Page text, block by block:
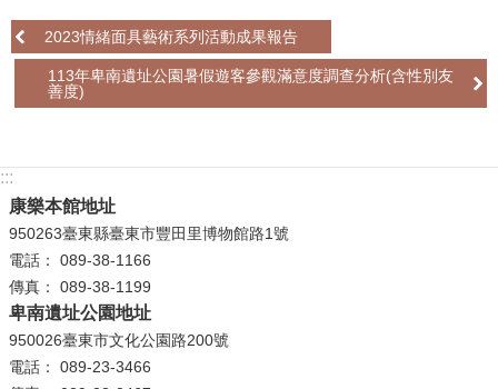
認
我
民
服
務
性
別
平
2023情緒面具藝術系列活動成果報告
113年卑南遺址公園暑假遊客參觀滿意度調查分析(含性別友
善度)
:::
康樂本館地址
950263臺東縣臺東市豐田里博物館路1號
電話： 089-38-1166
傳真： 089-38-1199
卑南遺址公園地址
950026臺東市文化公園路200號
電話： 089-23-3466